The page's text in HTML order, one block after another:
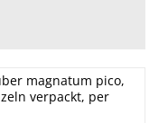
magnatum pico,
verpackt, per